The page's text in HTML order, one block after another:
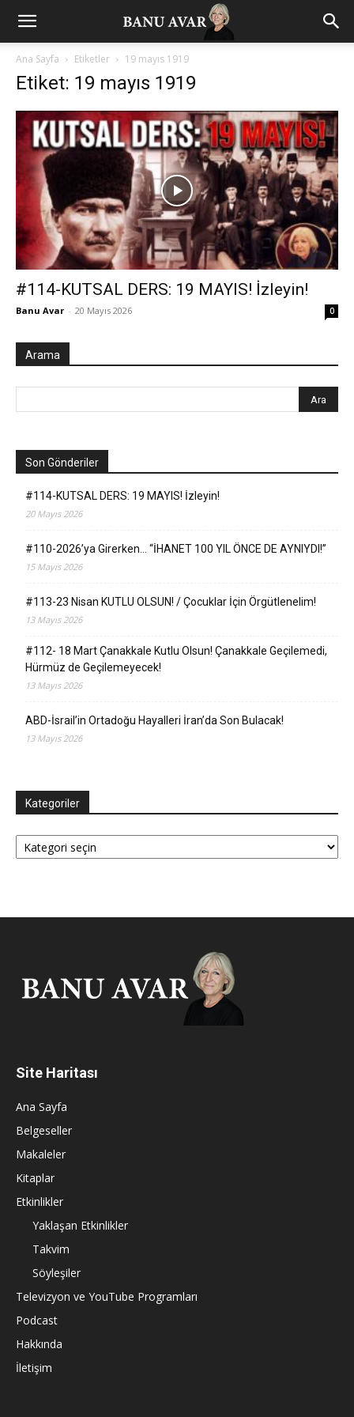
Ana Sayfa Etiketler 19 mayıs 1919
Etiket: 19 mayıs 1919
#114-KUTSAL DERS: 19 MAYIS! İzleyin!
Banu Avar - 20 Mayıs 2026 0
Arama
Son Gönderiler
#114-KUTSAL DERS: 19 MAYIS! İzleyin!
20 Mayıs 2026
#110-2026’ya Girerken… “İHANET 100 YIL ÖNCE DE AYNIYDI!”
15 Mayıs 2026
#113-23 Nisan KUTLU OLSUN! / Çocuklar İçin Örgütlenelim!
13 Mayıs 2026
#112- 18 Mart Çanakkale Kutlu Olsun! Çanakkale Geçilemedi,
Hürmüz de Geçilemeyecek!
13 Mayıs 2026
ABD-İsrail’in Ortadoğu Hayalleri İran’da Son Bulacak!
13 Mayıs 2026
Kategoriler
Kategoriler
Site Haritası
Ana Sayfa
Belgeseller
Makaleler
Kitaplar
Etkinlikler
Yaklaşan Etkinlikler
Takvim
Söyleşiler
Televizyon ve YouTube Programları
Podcast
Hakkında
İletişim